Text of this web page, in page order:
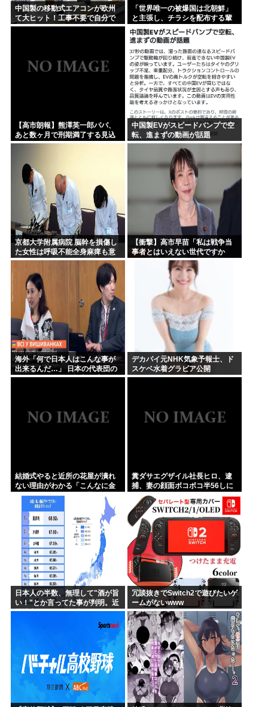
中国製の移動式エアコンが欧州
て大ヒット！工事不要で自分で
取り付け可、もうこれで良く
「世界唯一の被爆国は北朝鮮」
と主張し、チラシを配布する輩
が発生
【高市朗報】熊澤英一郎パパ、
あと数ヶ月で刑期満了する見込
み
中国製EVがスピードバンプで空
転、進まずの動画が話題
京都大学附属病院 脳幹を損傷し
た女性は呼吸不能全身麻痺も意
識は正常 やったね、たえちゃ
【衝撃】高市早苗「私は戦争当
事者とはいえない世代ですか
ら、反省なんかしておりません
（笑）」河野洋平「私は議員と
違う価値基準だ」
海外「何で日本人はこんな事が
出来るんだ…」 日本の代表団の
行動がウクライナ全土を感動の
デカパイ元NHK気象予報士、ド
スケベ水着グラビア公開
結婚式やると近所の花屋が潰れ
ない理由がわかる「こんなに金
取るのかよ！？」って驚くぞ
糞ダサエグザイル社長ヒロ、逮
捕、妻の顔面ボコボコ半56しに
した。
日本人の半数、無理して"酒が旨
い！"とか言ってた事が判明。近
畿地方に関しては6割が下戸
冗談抜きでSwitch2で遊びたいゲ
ームがないwww